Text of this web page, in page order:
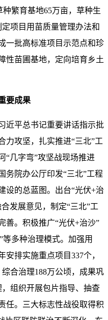
种繁育基地65万亩，草种生
项目用苗质量管理办法和
一批高标准项目示范点和珍
性苗圃基地，定向培育乡土
要成果
近平总书记重要讲话指示批
力攻坚，扎实推进“三北”工
“几字弯”攻坚战现场推进
务院办公厅印发“三北”工程
设的总蓝图。出台“光伏+治
发展意见，制定“三北”工
善。积极推广“光伏+治沙”
等多种治理模式。加强用
排实施重点项目337个，
合治理188万公顷，成果巩
组织开展包片指导、抽查
任。三大标志性战役取得积